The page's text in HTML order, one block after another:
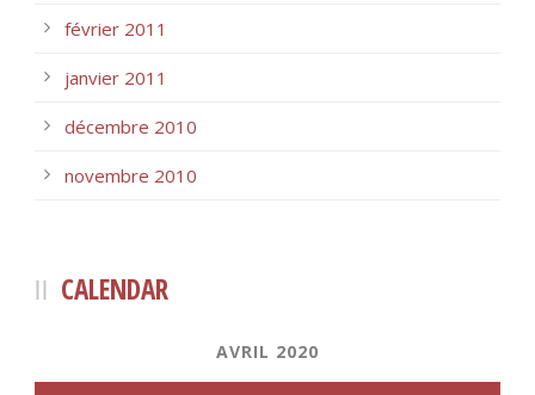
février 2011
janvier 2011
décembre 2010
novembre 2010
CALENDAR
AVRIL 2020